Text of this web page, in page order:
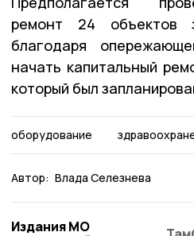
ремонт 24 объектов
благодаря
начать капитальный
который был
оборудование
Автор: Влада Селезнева
Издания МО